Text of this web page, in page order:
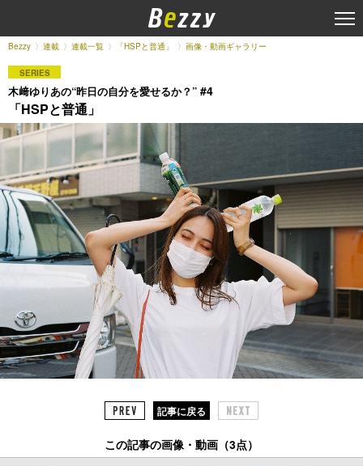
Bezzy 連載 連載一覧 「HSPと普通」 画像・動画ギャラリー
SERIES
木﨑ゆりあの“昨日の自分を愛せるか？” #4
「HSPと普通」
記事に戻る
この記事の画像・動画（3点）